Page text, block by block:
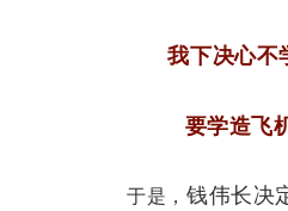
我下决心不
要学造飞
于是， 钱伟长决